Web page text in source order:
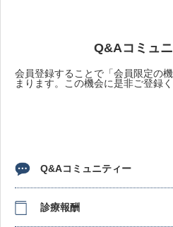
Q&Aコミュ
会員登録することで「会員限定の
まります。この機会に是非ご登録く
Q&Aコミュニティー
診療報酬